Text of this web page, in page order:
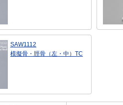
SAW1112
模擬骨・脛骨（左・中）TC